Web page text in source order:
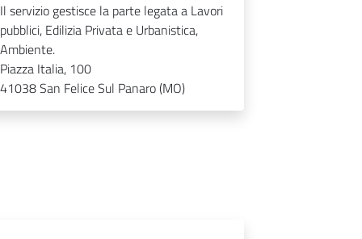
Il servizio gestisce la parte legata a Lavori
pubblici, Edilizia Privata e Urbanistica,
Ambiente.
Piazza Italia, 100
41038San Felice Sul Panaro (MO)